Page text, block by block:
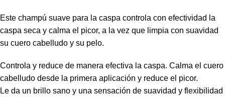
Este champú suave para la caspa controla con efectividad la
caspa seca y calma el picor, a la vez que limpia con suavidad
su cuero cabelludo y su pelo.
Controla y reduce de manera efectiva la caspa. Calma el cuero
cabelludo desde la primera aplicación y reduce el picor.
Le da un brillo sano y una sensación de suavidad y flexibilidad